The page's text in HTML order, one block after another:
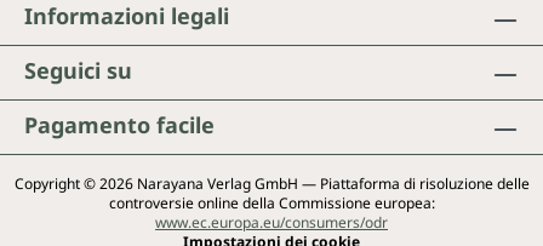
Seguici su
Pagamento facile
Informazioni legali
Copyright © 2026 Narayana Verlag GmbH — Piattaforma di risoluzione delle
controversie online della Commissione europea:
www.ec.europa.eu/consumers/odr
Impostazioni dei cookie